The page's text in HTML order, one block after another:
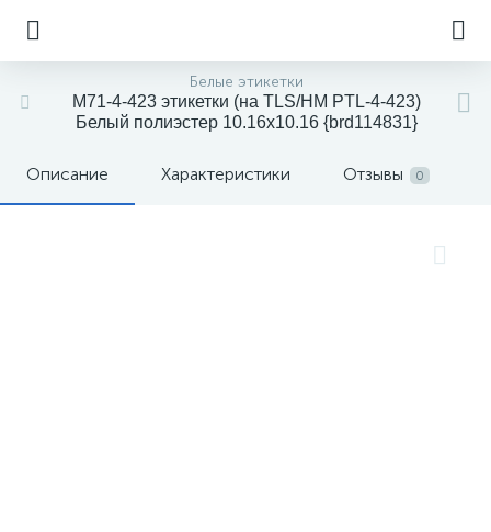
Белые этикетки
M71-4-423 этикетки (на TLS/HM PTL-4-423)
Белый полиэстер 10.16х10.16 {brd114831}
Описание Характеристики Отзывы 0